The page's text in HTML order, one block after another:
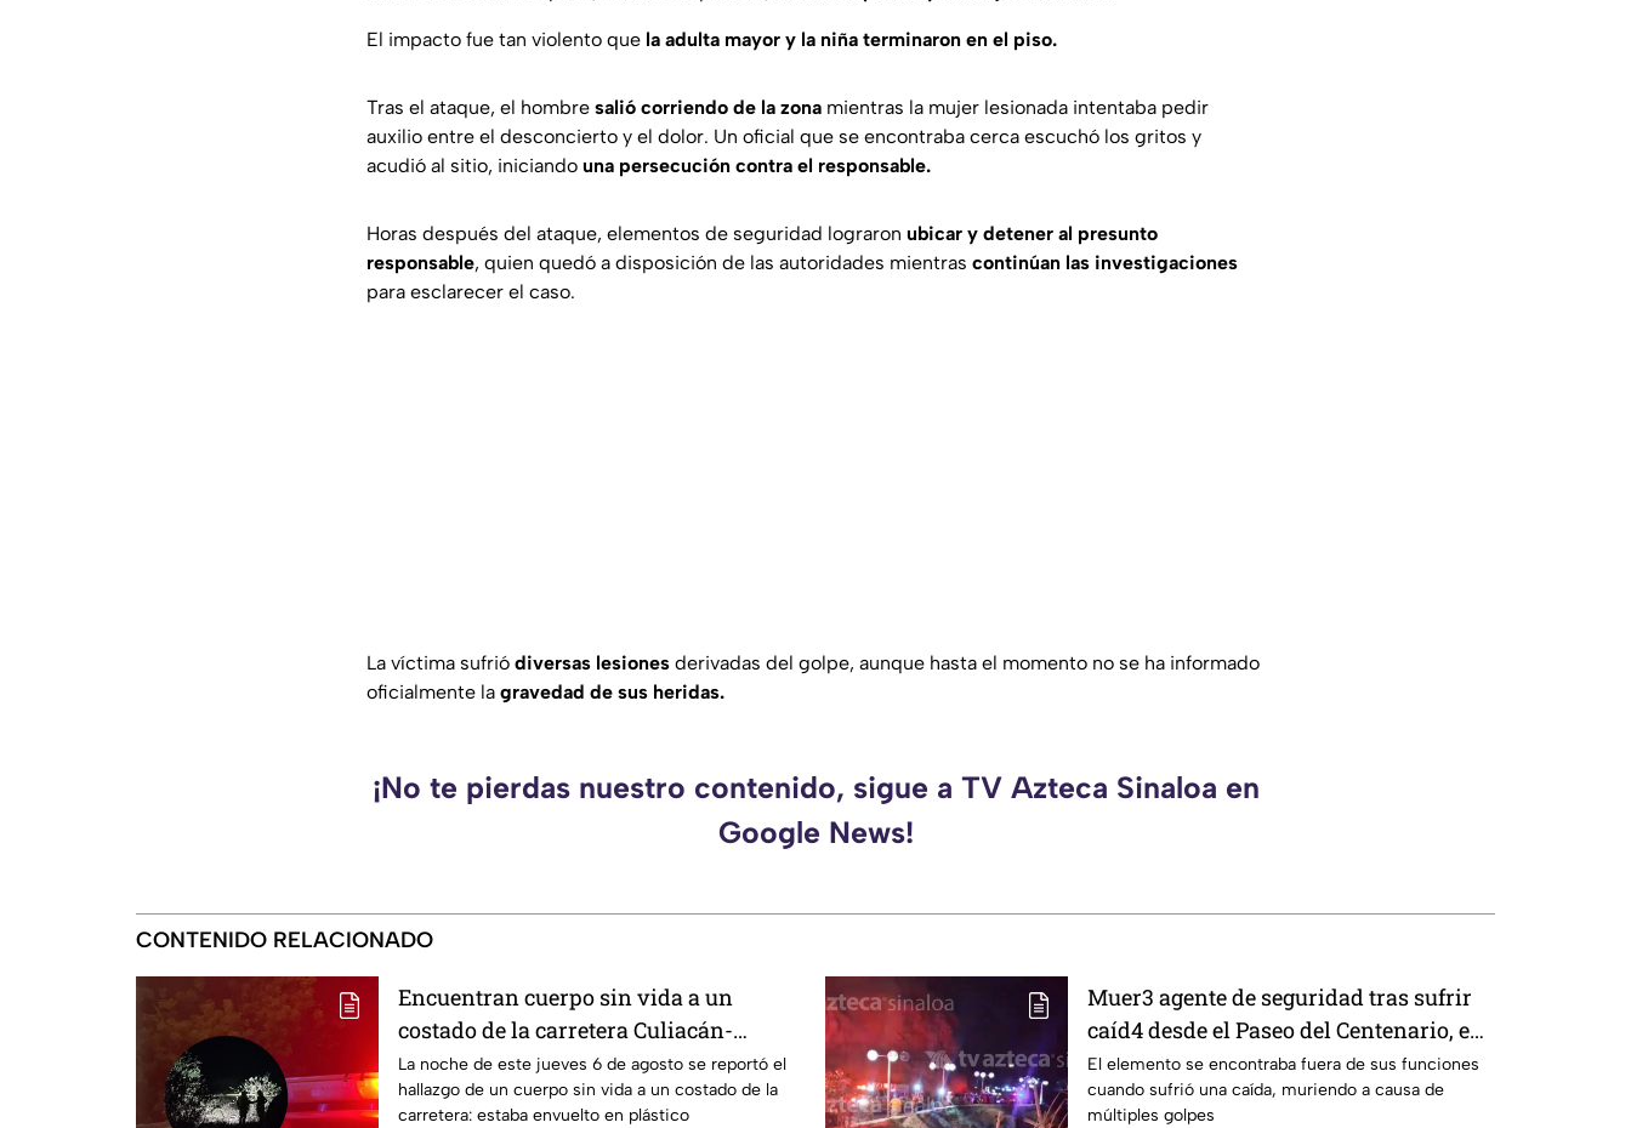
El impacto fue tan violento que la adulta mayor y la niña terminaron en el piso.
Tras el ataque, el hombre salió corriendo de la zona mientras la mujer lesionada intentaba pedir
auxilio entre el desconcierto y el dolor. Un oficial que se encontraba cerca escuchó los gritos y
acudió al sitio, iniciando una persecución contra el responsable.
Horas después del ataque, elementos de seguridad lograron ubicar y detener al presunto
responsable, quien quedó a disposición de las autoridades mientras continúan las investigaciones
para esclarecer el caso.
La víctima sufrió diversas lesiones derivadas del golpe, aunque hasta el momento no se ha informado
oficialmente la gravedad de sus heridas.
¡No te pierdas nuestro contenido, sigue a TV Azteca Sinaloa en
Google News!
CONTENIDO RELACIONADO
Encuentran cuerpo sin vida a un
costado de la carretera Culiacán-
Eldorado, en Costa Rica
La noche de este jueves 6 de agosto se reportó el
hallazgo de un cuerpo sin vida a un costado de la
carretera: estaba envuelto en plástico
Muer3 agente de seguridad tras sufrir
caíd4 desde el Paseo del Centenario, en
Mazatlán
El elemento se encontraba fuera de sus funciones
cuando sufrió una caída, muriendo a causa de
múltiples golpes